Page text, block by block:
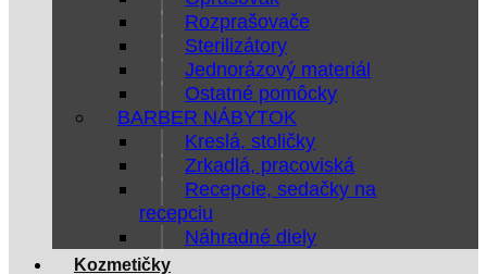
Rozprašovače
Sterilizátory
Jednorázový materiál
Ostatné pomôcky
BARBER NÁBYTOK
Kreslá, stoličky
Zrkadlá, pracoviská
Recepcie, sedačky na
recepciu
Náhradné diely
Kozmetičky